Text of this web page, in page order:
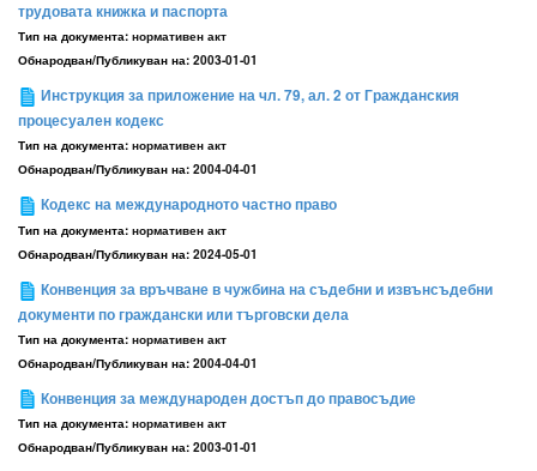
трудовата книжка и паспорта
Тип на документа: нормативен акт
Обнародван/Публикуван на: 2003-01-01
Инструкция за приложение на чл. 79, ал. 2 от Гражданския
процесуален кодекс
Тип на документа: нормативен акт
Обнародван/Публикуван на: 2004-04-01
Кодекс на международното частно право
Тип на документа: нормативен акт
Обнародван/Публикуван на: 2024-05-01
Конвенция за връчване в чужбина на съдебни и извънсъдебни
документи по граждански или търговски дела
Тип на документа: нормативен акт
Обнародван/Публикуван на: 2004-04-01
Конвенция за международен достъп до правосъдие
Тип на документа: нормативен акт
Обнародван/Публикуван на: 2003-01-01